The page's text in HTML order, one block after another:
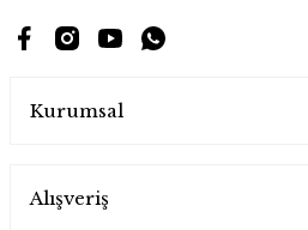
Kurumsal
Alışveriş